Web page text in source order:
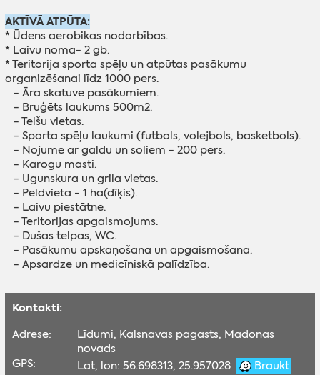
AKTĪVĀ ATPŪTA:
* Ūdens aerobikas nodarbības.
* Laivu noma- 2 gb.
* Teritorija sporta spēļu un atpūtas pasākumu
organizēšanai līdz 1000 pers.
- Āra skatuve pasākumiem.
- Bruģēts laukums 500m2.
- Telšu vietas.
- Sporta spēļu laukumi (futbols, volejbols, basketbols).
- Nojume ar galdu un soliem - 200 pers.
- Karogu masti.
- Ugunskura un grila vietas.
- Peldvieta - 1 ha(dīķis).
- Laivu piestātne.
- Teritorijas apgaismojums.
- Dušas telpas, WC.
- Pasākumu apskaņošana un apgaismošana.
- Apsardze un medicīniskā palīdzība.
Kontakti:
Adrese:
Līdumi, Kalsnavas pagasts, Madonas
novads
GPS:
Lat, lon: 56.698313, 25.957028
Braukt